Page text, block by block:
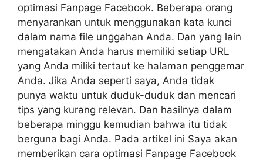
optimasi Fanpage Facebook. Beberapa orang
menyarankan untuk menggunakan kata kunci
dalam nama file unggahan Anda. Dan yang lain
mengatakan Anda harus memiliki setiap URL
yang Anda miliki tertaut ke halaman penggemar
Anda. Jika Anda seperti saya, Anda tidak
punya waktu untuk duduk-duduk dan mencari
tips yang kurang relevan. Dan hasilnya dalam
beberapa minggu kemudian bahwa itu tidak
berguna bagi Anda. Pada artikel ini Saya akan
memberikan cara optimasi Fanpage Facebook